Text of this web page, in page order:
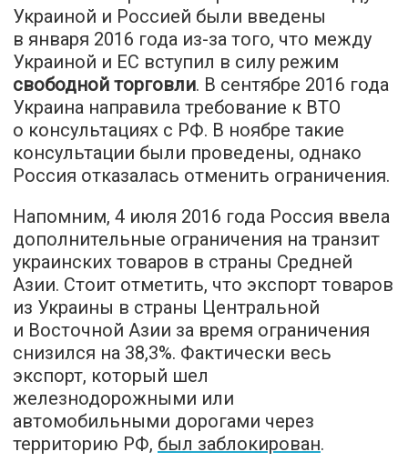
Украиной и Россией были введены
в января 2016 года из-за того, что между
Украиной и ЕС вступил в силу режим
свободной торговли. В сентябре 2016 года
Украина направила требование к ВТО
о консультациях с РФ. В ноябре такие
консультации были проведены, однако
Россия отказалась отменить ограничения.
Напомним, 4 июля 2016 года Россия ввела
дополнительные ограничения на транзит
украинских товаров в страны Средней
Азии. Стоит отметить, что экспорт товаров
из Украины в страны Центральной
и Восточной Азии за время ограничения
снизился на 38,3%. Фактически весь
экспорт, который шел
железнодорожными или
автомобильными дорогами через
территорию РФ, был заблокирован.